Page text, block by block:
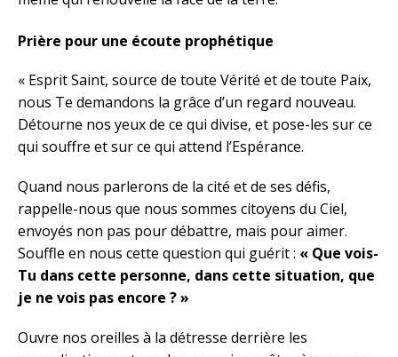
Prière pour une écoute prophétique
« Esprit Saint, source de toute Vérité et de toute Paix,
nous Te demandons la grâce d’un regard nouveau.
Détourne nos yeux de ce qui divise, et pose-les sur ce
qui souffre et sur ce qui attend l’Espérance.
Quand nous parlerons de la cité et de ses défis,
rappelle-nous que nous sommes citoyens du Ciel,
envoyés non pas pour débattre, mais pour aimer.
Souffle en nous cette question qui guérit : « Que vois-
Tu dans cette personne, dans cette situation, que
je ne vois pas encore ? »
Ouvre nos oreilles à la détresse derrière les